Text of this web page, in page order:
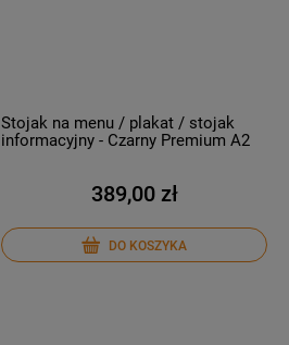
Stojak na menu / plakat / stojak
informacyjny - Czarny Premium A2
389,00 zł
DO KOSZYKA